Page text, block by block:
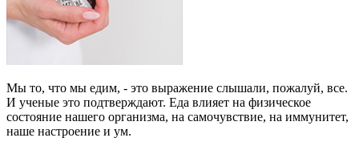
Мы то, что мы едим, - это выражение слышали, пожалуй, все.
И ученые это подтверждают. Еда влияет на физическое
состояние нашего организма, на самочувствие, на иммунитет,
наше настроение и ум.